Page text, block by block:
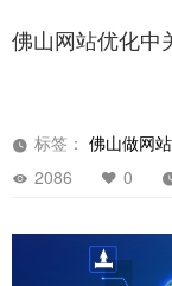
佛山网站优化中
标签： 佛山做网站
2086
0